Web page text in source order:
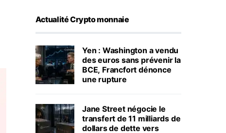
Actualité Crypto monnaie
Yen : Washington a vendu
des euros sans prévenir la
BCE, Francfort dénonce
une rupture
Jane Street négocie le
transfert de 11 milliards de
dollars de dette vers